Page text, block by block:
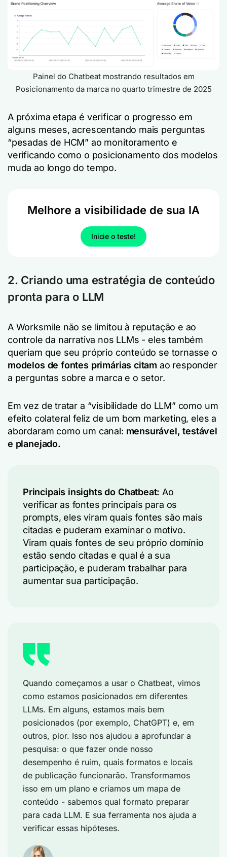
Painel do Chatbeat mostrando resultados em
Posicionamento da marca no quarto trimestre de 2025
A próxima etapa é verificar o progresso em
alguns meses, acrescentando mais perguntas
“pesadas de HCM” ao monitoramento e
verificando como o posicionamento dos modelos
muda ao longo do tempo.
Melhore a visibilidade de sua IA
Inicie o teste!
2. Criando uma estratégia de conteúdo
pronta para o LLM
A Worksmile não se limitou à reputação e ao
controle da narrativa nos LLMs - eles também
queriam que seu próprio conteúdo se tornasse o
modelos de fontes primárias citam ao responder
a perguntas sobre a marca e o setor.
Em vez de tratar a “visibilidade do LLM” como um
efeito colateral feliz de um bom marketing, eles a
abordaram como um canal: mensurável, testável
e planejado.
Principais insights do Chatbeat: Ao
verificar as fontes principais para os
prompts, eles viram quais fontes são mais
citadas e puderam examinar o motivo.
Viram quais fontes de seu próprio domínio
estão sendo citadas e qual é a sua
participação, e puderam trabalhar para
aumentar sua participação.
Quando começamos a usar o Chatbeat, vimos
como estamos posicionados em diferentes
LLMs. Em alguns, estamos mais bem
posicionados (por exemplo, ChatGPT) e, em
outros, pior. Isso nos ajudou a aprofundar a
pesquisa: o que fazer onde nosso
desempenho é ruim, quais formatos e locais
de publicação funcionarão. Transformamos
isso em um plano e criamos um mapa de
conteúdo - sabemos qual formato preparar
para cada LLM. E sua ferramenta nos ajuda a
verificar essas hipóteses.